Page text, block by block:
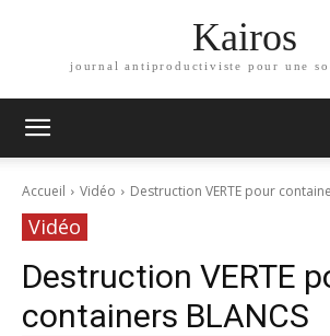
Kairos
journal antiproductiviste pour une
Accueil Vidéo Destruction VERTE pour
Vidéo
Destruction VERTE
containers BLANCS